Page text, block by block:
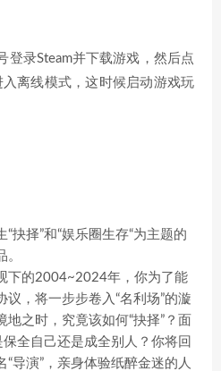
登录Steam并下载游戏，然后点
离线模式，这时候启动游戏玩
“抉择”和“娱乐圈生存“为主题的
下的2004~2024年，你为了能
，将一步步卷入“名利场”的漩
之时，究竟该如何“抉择”？面
全自己还是成全别人？你将回
导演”，亲身体验纸醉金迷的人